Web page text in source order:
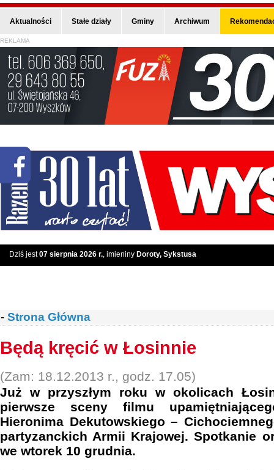
Aktualności Stałe działy Gminy Archiwum
REKLAMA
Dziś jest07 sierpnia 2026 r., imieniny Doroty, Sykstusa
- Strona Główna
Będą kręcić w Łosinnie
(Zam: 18.12.2013 r., godz. 17.05)
Już w przyszłym roku w okolicach
pierwsze sceny filmu
Hieronima Dekutowskiego –
partyzanckich Armii Krajowej. Spotkanie
we wtorek 10 grudnia.